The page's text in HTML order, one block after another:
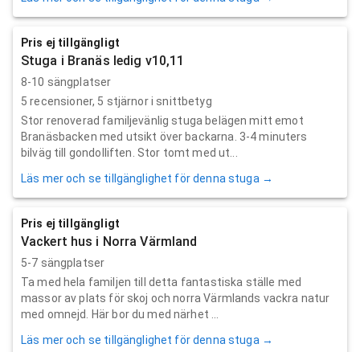
Pris ej tillgängligt
Stuga i Branäs ledig v10,11
8-10 sängplatser
5 recensioner, 5 stjärnor i snittbetyg
Stor renoverad familjevänlig stuga belägen mitt emot
Branäsbacken med utsikt över backarna. 3-4 minuters
bilväg till gondolliften. Stor tomt med ut...
Läs mer och se tillgänglighet för denna stuga →
Pris ej tillgängligt
Vackert hus i Norra Värmland
5-7 sängplatser
Ta med hela familjen till detta fantastiska ställe med
massor av plats för skoj och norra Värmlands vackra natur
med omnejd. Här bor du med närhet ...
Läs mer och se tillgänglighet för denna stuga →